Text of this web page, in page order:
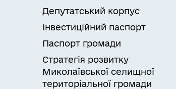
Депутатський корпус
Інвестиційний паспорт
Паспорт громади
Стратегія розвитку
Миколаївської селищної
територіальної громади